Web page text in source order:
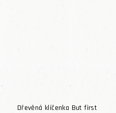
Dřevěná klíčenka But first